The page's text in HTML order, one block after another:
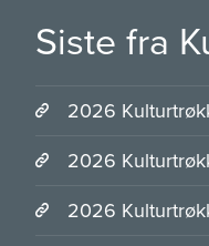
Siste fra
2026
2026
2026